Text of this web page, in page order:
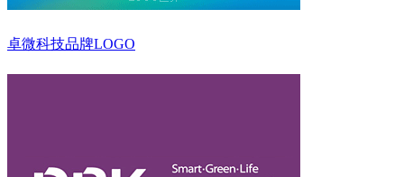
卓微科技品牌LOGO